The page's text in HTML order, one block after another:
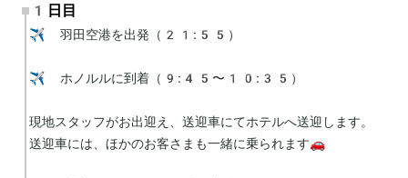
1日目
✈️ 羽田空港を出発（21:55）
✈️ ホノルルに到着（9:45〜10:35）
現地スタッフがお出迎え、送迎車にてホテルへ送迎します。
送迎車には、ほかのお客さまも一緒に乗られます🚗